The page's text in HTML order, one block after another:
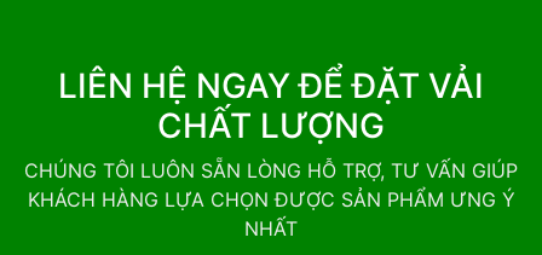
LIÊN HỆ NGAY ĐỂ ĐẶT VẢI
CHẤT LƯỢNG
CHÚNG TÔI LUÔN SẴN LÒNG HỖ TRỢ, TƯ VẤN GIÚP
KHÁCH HÀNG LỰA CHỌN ĐƯỢC SẢN PHẨM ƯNG Ý
NHẤT